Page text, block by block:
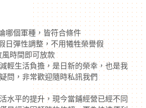
哪個軍種，皆符合條件
日彈性調整，不用犧牲榮譽假
時間即可放款
輕生活負擔，是日新的榮幸，也是我
問，非常歡迎隨時私訊我們
水平的提升，現今當鋪經營已經不同